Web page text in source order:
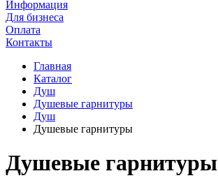
Информация
Для бизнеса
Оплата
Контакты
Главная
Каталог
Душ
Душевые гарнитуры
Душ
Душевые гарнитуры
Душевые гарнитуры